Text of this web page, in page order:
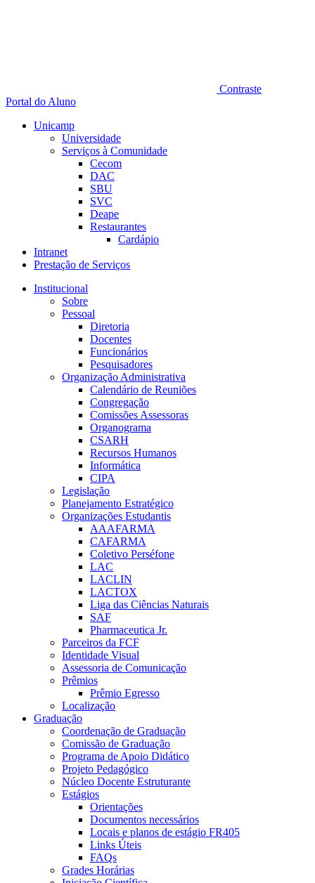
Contraste
Portal do Aluno
Unicamp
Universidade
Serviços à Comunidade
Cecom
DAC
SBU
SVC
Deape
Restaurantes
Cardápio
Intranet
Prestação de Serviços
Institucional
Sobre
Pessoal
Diretoria
Docentes
Funcionários
Pesquisadores
Organização Administrativa
Calendário de Reuniões
Congregação
Comissões Assessoras
Organograma
CSARH
Recursos Humanos
Informática
CIPA
Legislação
Planejamento Estratégico
Organizações Estudantis
AAAFARMA
CAFARMA
Coletivo Perséfone
LAC
LACLIN
LACTOX
Liga das Ciências Naturais
SAF
Pharmaceutica Jr.
Parceiros da FCF
Identidade Visual
Assessoria de Comunicação
Prêmios
Prêmio Egresso
Localização
Graduação
Coordenação de Graduação
Comissão de Graduação
Programa de Apoio Didático
Projeto Pedagógico
Núcleo Docente Estruturante
Estágios
Orientações
Documentos necessários
Locais e planos de estágio FR405
Links Úteis
FAQs
Grades Horárias